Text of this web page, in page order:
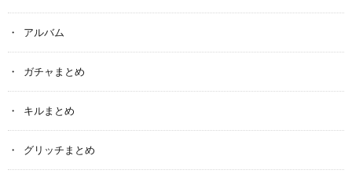
アルバム
ガチャまとめ
キルまとめ
グリッチまとめ